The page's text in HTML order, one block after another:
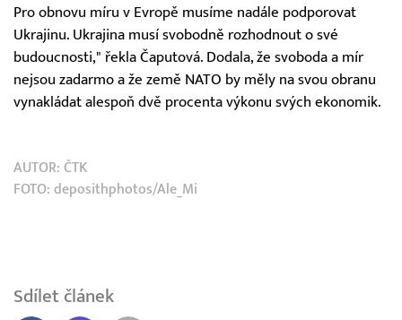
Pro obnovu míru v Evropě musíme nadále podporovat
Ukrajinu. Ukrajina musí svobodně rozhodnout o své
budoucnosti," řekla Čaputová. Dodala, že svoboda a mír
nejsou zadarmo a že země NATO by měly na svou obranu
vynakládat alespoň dvě procenta výkonu svých ekonomik.
AUTOR: ČTK
FOTO: deposithphotos/Ale_Mi
Sdílet článek